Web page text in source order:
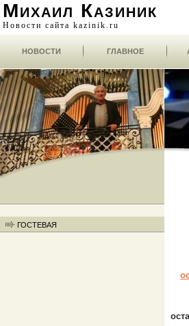
Михаил Казиник
Новости сайта kazinik.ru
НОВОСТИ ГЛАВНОЕ
ГОСТЕВАЯ